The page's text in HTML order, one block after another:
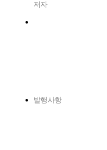
저자
발행사항